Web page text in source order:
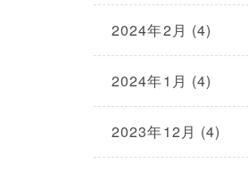
2024年2月 (4)
2024年1月 (4)
2023年12月 (4)